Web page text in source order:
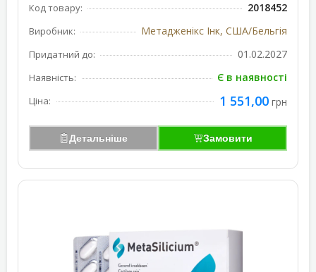
Код товару: 2018452
Виробник: Метадженікс Інк, США/Бельгія
Придатний до: 01.02.2027
Наявність: Є в наявності
Ціна: 1 551,00 грн
Детальніше Замовити